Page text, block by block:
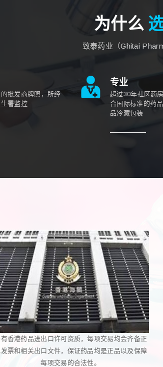
为什么
致泰药业（Ghitai
批发商牌照，所经
署监控
专业
超过30年社区药
合国际标准的药
品冷藏包装
香港药品进出口许可资质，每项交易均会齐备正
票和相关出口文件，保证药品均是正品以及保障
每项交易的合法性。